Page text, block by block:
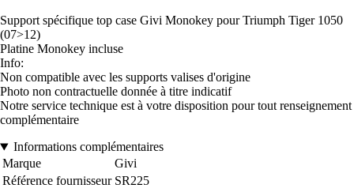
Support spécifique top case Givi Monokey pour Triumph Tiger 1050
(07>12)
Platine Monokey incluse
Info:
Non compatible avec les supports valises d'origine
Photo non contractuelle donnée à titre indicatif
Notre service technique est à votre disposition pour tout renseignement
complémentaire
Informations complémentaires
Marque
Givi
Référence fournisseur SR225